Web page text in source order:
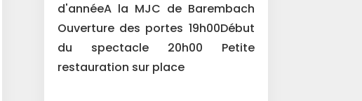
d'annéeA la MJC de Barembach
Ouverture des portes 19h00Début
du spectacle 20h00 Petite
restauration sur place